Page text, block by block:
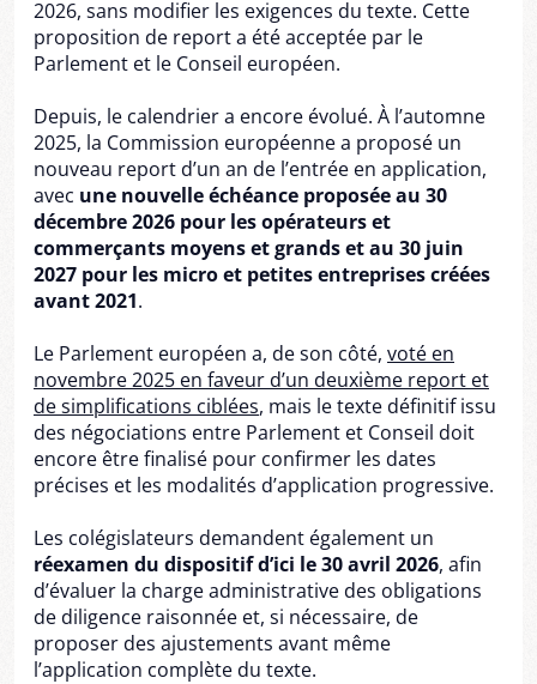
2026, sans modifier les exigences du texte. Cette
proposition de report a été acceptée par le
Parlement et le Conseil européen.
Depuis, le calendrier a encore évolué. À l’automne
2025, la Commission européenne a proposé un
nouveau report d’un an de l’entrée en application,
avec une nouvelle échéance proposée au 30
décembre 2026 pour les opérateurs et
commerçants moyens et grands et au 30 juin
2027 pour les micro et petites entreprises créées
avant 2021.
Le Parlement européen a, de son côté, voté en
novembre 2025 en faveur d’un deuxième report et
de simplifications ciblées, mais le texte définitif issu
des négociations entre Parlement et Conseil doit
encore être finalisé pour confirmer les dates
précises et les modalités d’application progressive.
Les colégislateurs demandent également un
réexamen du dispositif d’ici le 30 avril 2026, afin
d’évaluer la charge administrative des obligations
de diligence raisonnée et, si nécessaire, de
proposer des ajustements avant même
l’application complète du texte.